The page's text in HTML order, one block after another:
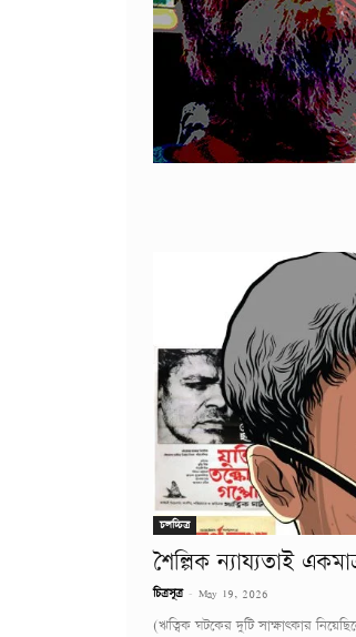
চলচ্চিত্র
শৈল্পিক ন্যায্যতাই
চিত্রসূত্র - May 19, 2026
(ঋত্বিক ঘটকের দুটি সাক্ষাৎকার